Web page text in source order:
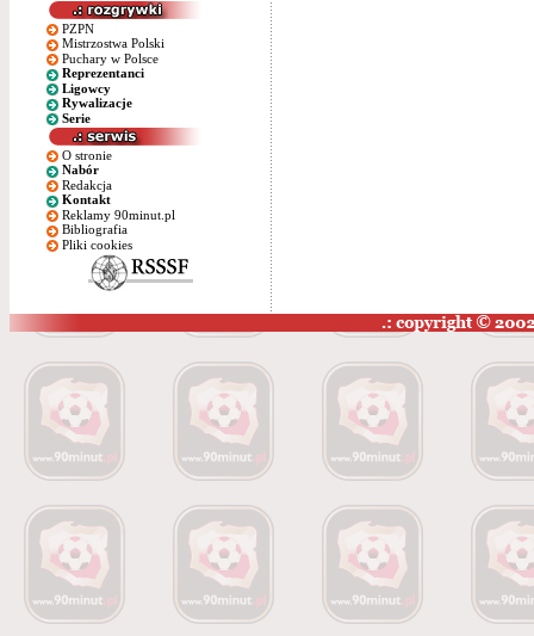
PZPN
Mistrzostwa Polski
Puchary w Polsce
Reprezentanci
Ligowcy
Rywalizacje
Serie
O stronie
Nabór
Redakcja
Kontakt
Reklamy 90minut.pl
Bibliografia
Pliki cookies